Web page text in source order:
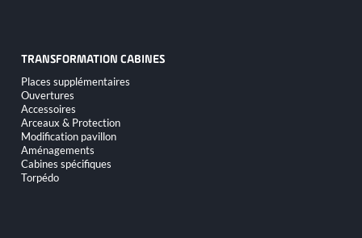
TRANSFORMATION CABINES
Aller
au
contenu
Places supplémentaires
Ouvertures
Accessoires
Arceaux & Protection
Modification pavillon
Aménagements
Cabines spécifiques
Torpédo